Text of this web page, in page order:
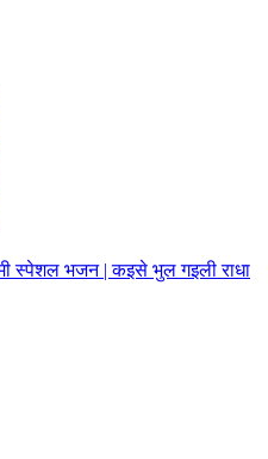
स्पेशल भजन | कइसे भुल गइली राधा